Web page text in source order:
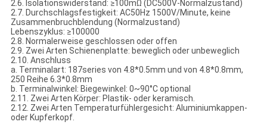
2.6. Isolationswiderstand: ≥100mΩ (DC500V-Normalzustand)
2.7. Durchschlagsfestigkeit: AC50Hz 1500V/Minute, keine
Zusammenbruchblendung (Normalzustand)
Lebenszyklus: ≥100000
2.8. Normalerweise geschlossen oder offen
2.9. Zwei Arten Schienenplatte: beweglich oder unbeweglich
2.10. Anschluss
a. Terminalart: 187series von 4.8*0.5mm und von 4.8*0.8mm,
250 Reihe 6.3*0.8mm
b. Terminalwinkel: Biegewinkel: 0~90°C optional
2.11. Zwei Arten Körper: Plastik- oder keramisch.
2.12. Zwei Arten Temperaturfühlergesicht: Aluminiumkappen-
oder Kupferkopf.